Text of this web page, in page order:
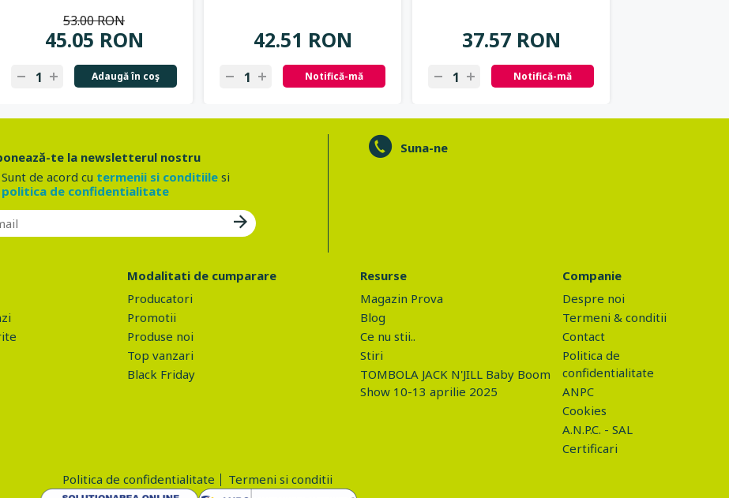
45.05 RON
53.00 RON
Adaugă în coş
42.51 RON
Notifică-mă
37.57 RON
Notifică-mă
te la newsletterul nostru
Sunt de acord cu termenii si conditiilesi
politica de confidentialitate
Suna-ne
Modalitati de cumparare
Producatori
Promotii
Produse noi
Top vanzari
Black Friday
Resurse
Magazin Prova
Blog
Ce nu stii..
Stiri
TOMBOLA JACK N'JILL Baby Boom
Show 10-13 aprilie 2025
Companie
Despre noi
Termeni & conditii
Contact
Politica de
confidentialitate
ANPC
Cookies
A.N.P.C. - SAL
Certificari
Politica de confidentialitate
Termeni si conditii